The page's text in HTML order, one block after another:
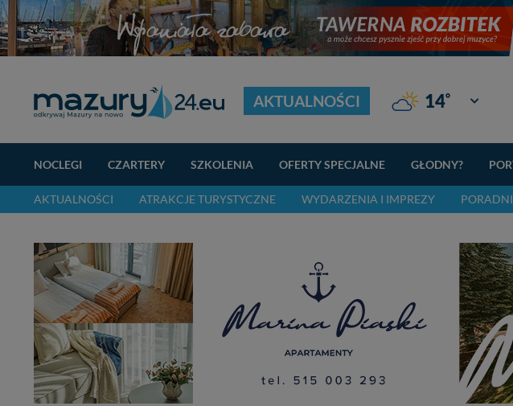
AKTUALNOŚCI 14° Giżycko
NOCLEGI CZARTERY SZKOLENIA OFERTY SPECJALNE GŁODNY?
AKTUALNOŚCI ATRAKCJE TURYSTYCZNE WYDARZENIA I IMPREZY